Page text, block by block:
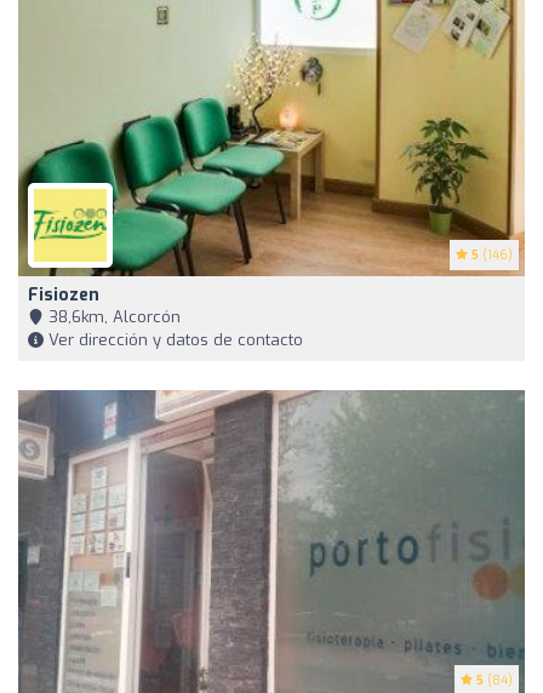
5 (146)
Fisiozen
38,6km, Alcorcón
Ver dirección y datos de contacto
5 (84)